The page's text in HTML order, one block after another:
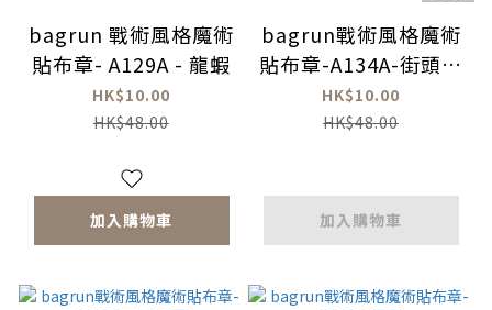
bagrun 戰術風格魔術
貼布章- A129A - 龍蝦
HK$10.00
HK$48.00
加入購物車
bagrun戰術風格魔術
貼布章-A134A-街頭霸
王
HK$10.00
HK$48.00
加入購物車